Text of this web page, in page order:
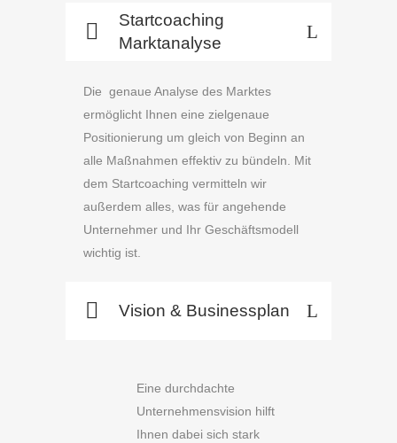
Startcoaching
Marktanalyse
Die genaue Analyse des Marktes
ermöglicht Ihnen eine zielgenaue
Positionierung um gleich von Beginn an
alle Maßnahmen effektiv zu bündeln. Mit
dem Startcoaching vermitteln wir
außerdem alles, was für angehende
Unternehmer und Ihr Geschäftsmodell
wichtig ist.
Vision & Businessplan
Eine durchdachte
Unternehmensvision hilft
Ihnen dabei sich stark